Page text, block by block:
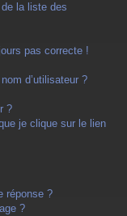
la liste des
pas correcte !
d’utilisateur ?
?
je clique sur le lien
réponse ?
?